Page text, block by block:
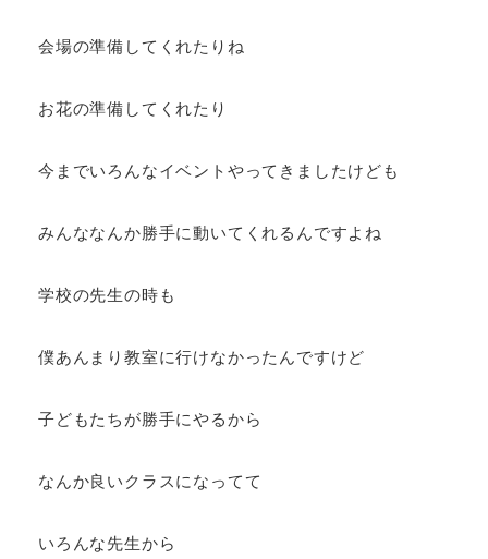
会場の準備してくれたりね
お花の準備してくれたり
今までいろんなイベントやってきましたけども
みんななんか勝手に動いてくれるんですよね
学校の先生の時も
僕あんまり教室に行けなかったんですけど
子どもたちが勝手にやるから
なんか良いクラスになってて
いろんな先生から